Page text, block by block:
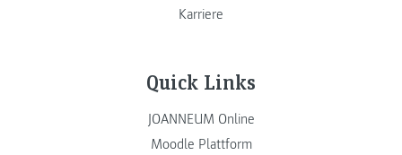
Karriere
Quick Links
JOANNEUM Online
Moodle Plattform